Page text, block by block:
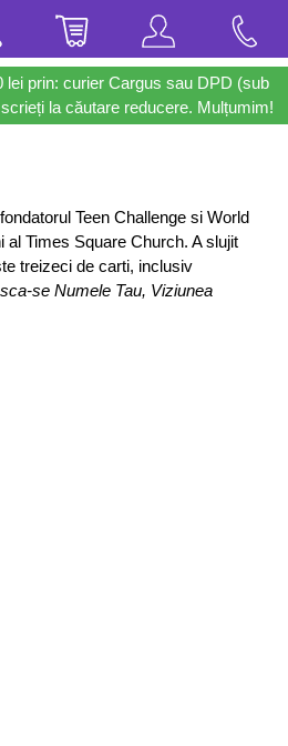
prin: curier Cargus sau DPD (sub
la căutare reducere. Mulțumim!
Teen Challenge si World
Times Square Church. A slujit
treizeci de carti, inclusiv
se Numele Tau, Viziunea